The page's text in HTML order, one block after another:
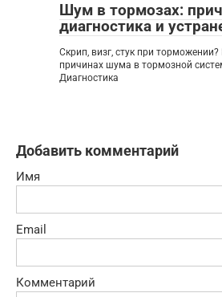
Шум в тормозах:
диагностика и
Скрип, визг, стук при
причинах шума в тормозной
Диагностика
Добавить комментарий
Имя
Email
Комментарий